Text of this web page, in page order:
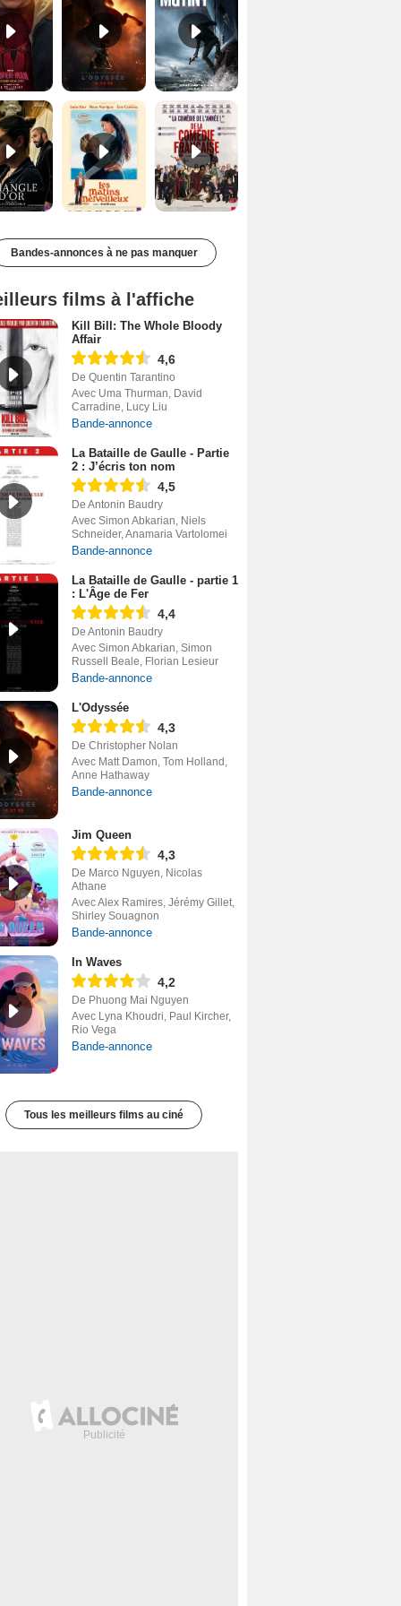
Les Matins merveilleux Bande-annonce VF De la Comédie-Française Teaser VF
Bandes-annonces à ne pas manquer
films à l'affiche
Kill Bill: The Whole Bloody
Affair
4,6
De Quentin Tarantino
Avec Uma Thurman, David
Carradine, Lucy Liu
Bande-annonce
La Bataille de Gaulle - Partie
2 : J’écris ton nom
4,5
De Antonin Baudry
Avec Simon Abkarian, Niels
Schneider, Anamaria Vartolomei
Bande-annonce
La Bataille de Gaulle - partie 1
: L'Âge de Fer
4,4
De Antonin Baudry
Avec Simon Abkarian, Simon
Russell Beale, Florian Lesieur
Bande-annonce
L'Odyssée
4,3
De Christopher Nolan
Avec Matt Damon, Tom Holland,
Anne Hathaway
Bande-annonce
Jim Queen
4,3
De Marco Nguyen, Nicolas
Athane
Avec Alex Ramires, Jérémy Gillet,
Shirley Souagnon
Bande-annonce
In Waves
4,2
De Phuong Mai Nguyen
Avec Lyna Khoudri, Paul Kircher,
Rio Vega
Bande-annonce
Tous les meilleurs films au ciné